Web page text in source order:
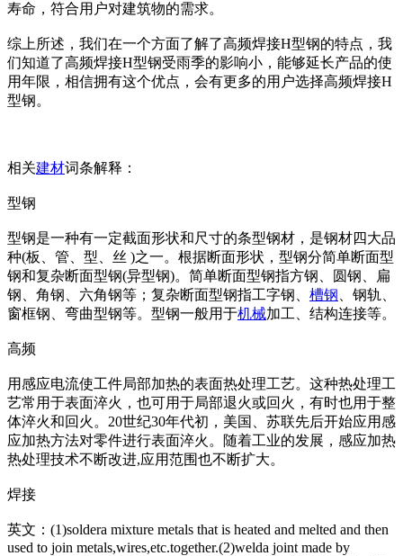
寿命，符合用户对建筑物的需求。
综上所述，我们在一个方面了解了高频焊接H型钢的特点，我
们知道了高频焊接H型钢受雨季的影响小，能够延长产品的使
用年限，相信拥有这个优点，会有更多的用户选择高频焊接H
型钢。
相关建材词条解释：
型钢
型钢是一种有一定截面形状和尺寸的条型钢材，是钢材四大品
种(板、管、型、丝 )之一。根据断面形状，型钢分简单断面型
钢和复杂断面型钢(异型钢)。简单断面型钢指方钢、圆钢、扁
钢、角钢、六角钢等；复杂断面型钢指工字钢、 槽钢 、钢轨、
窗框钢、弯曲型钢等。型钢一般用于机械加工、结构连接等。
高频
用感应电流使工件局部加热的表面热处理工艺。这种热处理工
艺常用于表面淬火，也可用于局部退火或回火，有时也用于整
体淬火和回火。20世纪30年代初，美国、苏联先后开始应用感
应加热方法对零件进行表面淬火。随着工业的发展，感应加热
热处理技术不断改进,应用范围也不断扩大。
焊接
英文：(1)soldera mixture metals that is heated and melted and then
used to join metals,wires,etc.together.(2)welda joint made by